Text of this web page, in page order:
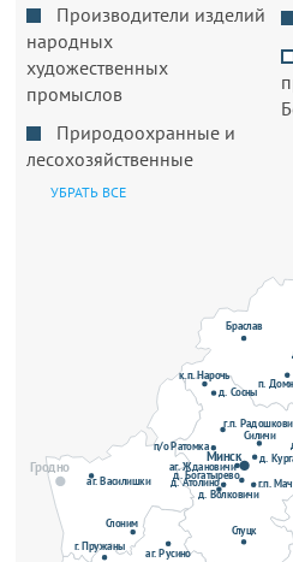
Производители изделий
народных
художественных
промыслов
Природоохранные и
лесохозяйственные
УБРАТЬ ВСЕ
Минск
Гродно
Слоним
д. Сосны
п/о Ратомка
к.п. Нарочь
г.п.
Слуцк
Браслав
п.
д.
д. Атолино
д. Богатырево
аг. Василишки
г.п.
аг. Русино
г. Пружаны
аг. Ждановичи
д. Волковичи
Силичи